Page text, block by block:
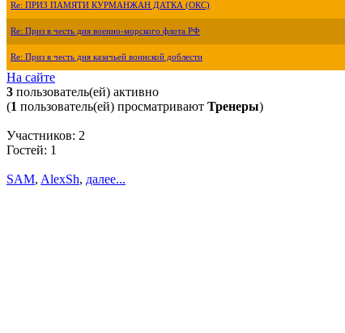
Re: ПРИЗ ПАМЯТИ КУРМАНЖАН ДАТКА (ОКС)
Re: Приз в честь дня военно-морского флота РФ
Re: Приз в честь дня казачьей воинской доблести
На сайте
3 пользователь(ей) активно
(1 пользователь(ей) просматривают Тренеры)
Участников: 2
Гостей: 1
SAM, AlexSh, далее...